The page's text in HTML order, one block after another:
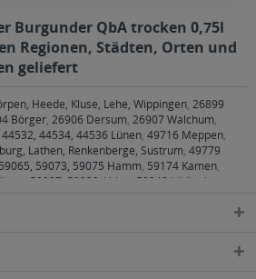
Burgunder QbA trocken 0,75l
Regionen, Städten, Orten und
geliefert
Heede, Kluse, Lehe, Wippingen, 26899
Börger, 26906 Dersum, 26907 Walchum,
44532, 44534, 44536 Lünen, 49716 Meppen,
Lathen, Renkenberge, Sustrum, 49779
59065, 59073, 59075 Hamm, 59174 Kamen,
59227, 59229 Ahlen 59348 Lüdinghausen